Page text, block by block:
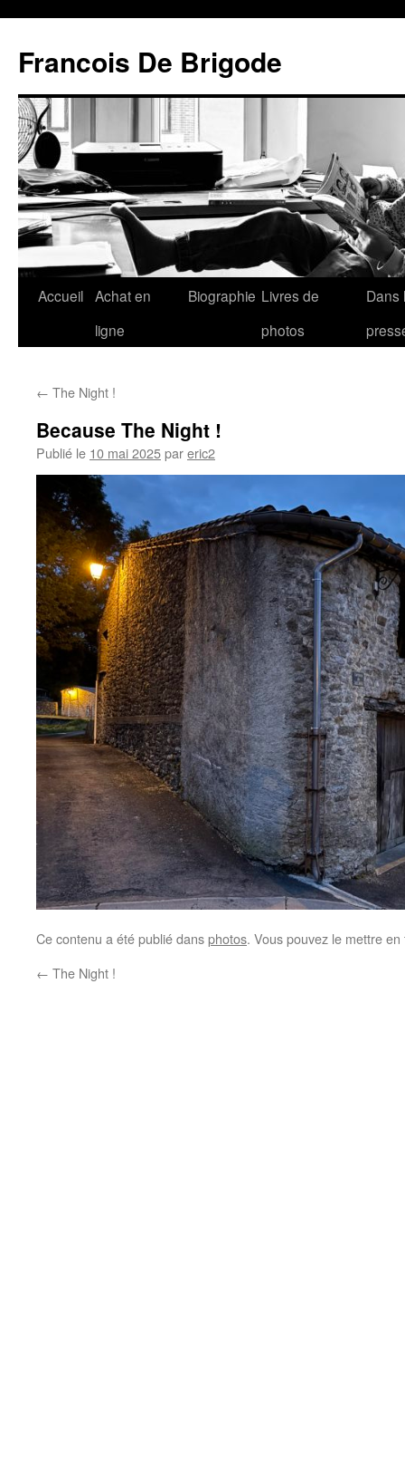
Francois De Brigode
Accueil Achat en
ligne
Biographie Livres de
photos
Dans
← The Night !
Because The Night !
Publié le 10 mai 2025pareric2
Ce contenu a été publié dansphotos. Vous pouvez le mettre
← The Night !